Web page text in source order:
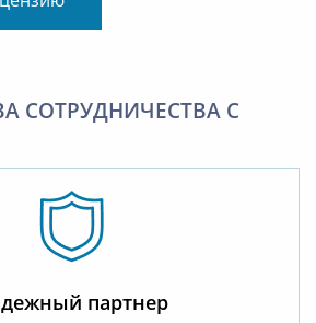
СОТРУДНИЧЕСТВА С
партнер